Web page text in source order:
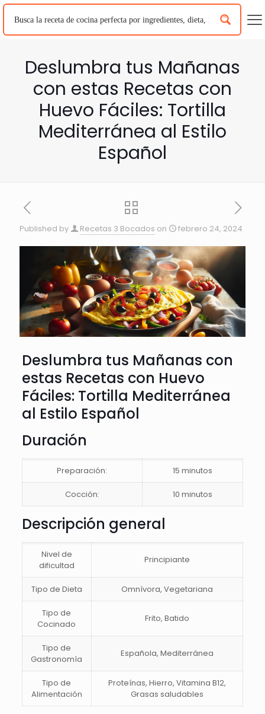
Deslumbra tus Mañanas
con estas Recetas con
Huevo Fáciles: Tortilla
Mediterránea al Estilo
Español
Published by Recetas 3 Bocados on febrero 24, 2024
Deslumbra tus Mañanas con
estas Recetas con Huevo
Fáciles: Tortilla Mediterránea
al Estilo Español
Duración
Preparación: 15 minutos
Cocción: 10 minutos
Descripción general
Nivel de
dificultad
Principiante
Tipo de Dieta Omnívora, Vegetariana
Tipo de
Cocinado
Frito, Batido
Tipo de
Gastronomía
Española, Mediterránea
Tipo de
Alimentación
Proteínas, Hierro, Vitamina B12,
Grasas saludables